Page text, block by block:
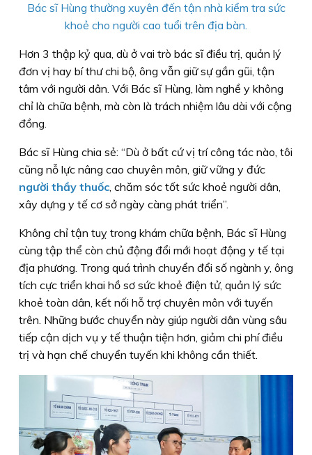
Bác sĩ Hùng thường xuyên đến tận nhà kiểm tra sức
khoẻ cho người cao tuổi trên địa bàn.
Hơn 3 thập kỷ qua, dù ở vai trò bác sĩ điều trị, quản lý
đơn vị hay bí thư chi bộ, ông vẫn giữ sự gần gũi, tận
tâm với người dân. Với Bác sĩ Hùng, làm nghề y không
chỉ là chữa bệnh, mà còn là trách nhiệm lâu dài với cộng
đồng.
Bác sĩ Hùng chia sẻ: “Dù ở bất cứ vị trí công tác nào, tôi
cũng nỗ lực nâng cao chuyên môn, giữ vững y đức
người thầy thuốc, chăm sóc tốt sức khoẻ người dân,
xây dựng y tế cơ sở ngày càng phát triển”.
Không chỉ tận tuỵ trong khám chữa bệnh, Bác sĩ Hùng
cùng tập thể còn chủ động đổi mới hoạt động y tế tại
địa phương. Trong quá trình chuyển đổi số ngành y, ông
tích cực triển khai hồ sơ sức khoẻ điện tử, quản lý sức
khoẻ toàn dân, kết nối hỗ trợ chuyên môn với tuyến
trên. Những bước chuyển này giúp người dân vùng sâu
tiếp cận dịch vụ y tế thuận tiện hơn, giảm chi phí điều
trị và hạn chế chuyển tuyến khi không cần thiết.